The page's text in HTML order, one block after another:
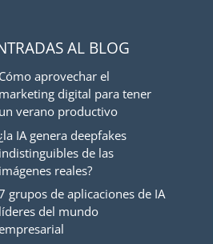
AL BLOG
Cómo aprovechar el
marketing digital para tener
un verano productivo
¿la IA genera deepfakes
indistinguibles de las
imágenes reales?
grupos de aplicaciones de IA
líderes del mundo